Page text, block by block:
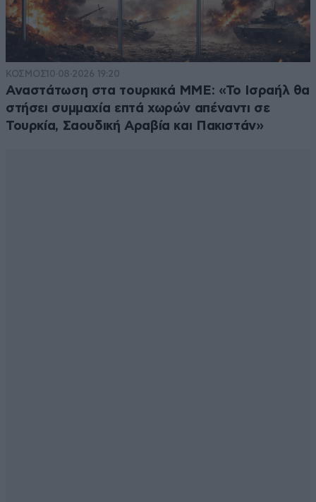
ΚΟΣΜΟΣ10·08·2026 19:20
Αναστάτωση στα τουρκικά ΜΜΕ: «Το Ισραήλ θα
στήσει συμμαχία επτά χωρών απέναντι σε
Τουρκία, Σαουδική Αραβία και Πακιστάν»